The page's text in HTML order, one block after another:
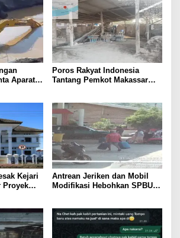
Aparat
Poros Rakyat Indonesia
Tantang Pemkot Makassar
Kejari
Proyek
Antrean Jeriken dan Mobil
Modifikasi Hebohkan SPBU